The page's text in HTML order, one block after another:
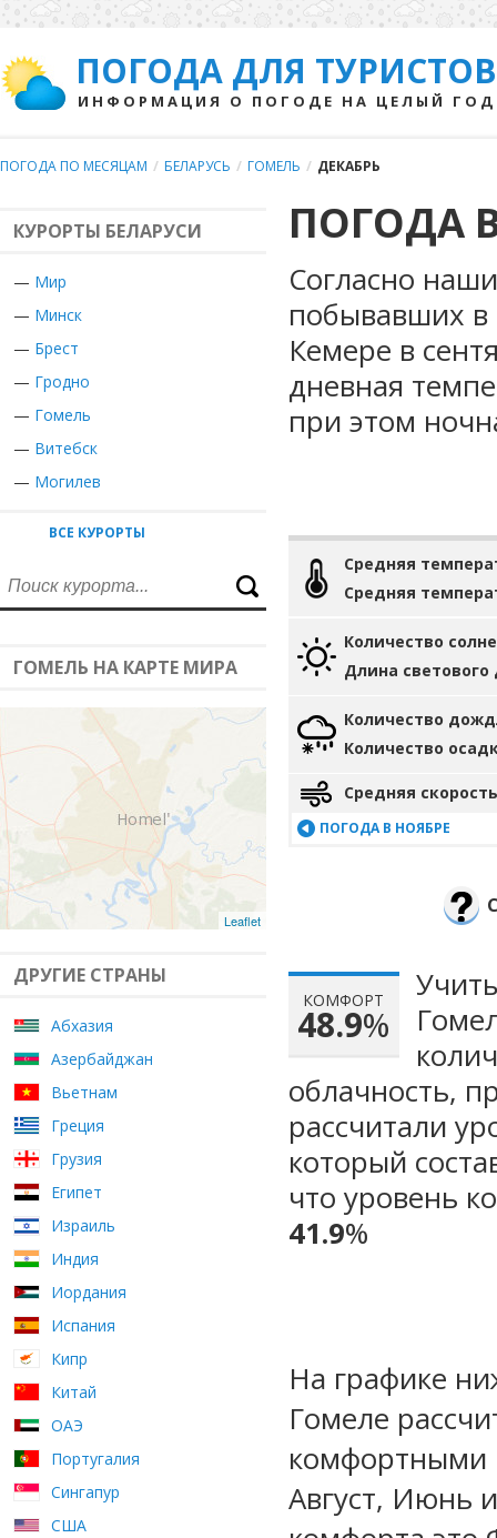
ПОГОДА ДЛЯ ТУРИСТОВ
ИНФОРМАЦИЯ О ПОГОДЕ НА ЦЕЛЫЙ ГОД
ПОГОДА ПО МЕСЯЦАМ / БЕЛАРУСЬ / ГОМЕЛЬ / ДЕКАБРЬ
КУРОРТЫ БЕЛАРУСИ
— Мир
— Минск
— Брест
— Гродно
— Гомель
— Витебск
— Могилев
ВСЕ КУРОРТЫ
ГОМЕЛЬ НА КАРТЕ МИРА
Leaflet
ДРУГИЕ СТРАНЫ
Абхазия
Азербайджан
Вьетнам
Греция
Грузия
Египет
Израиль
Индия
Иордания
Испания
Кипр
Китай
ОАЭ
Португалия
Сингапур
США
ПОГОДА
Согласно
побывавших в
Кемере в
дневная
при этом
Средняя
Средняя
Количество
Длина светового
Количество
Количество
Средняя
ПОГОДА В НОЯБРЕ
КОМФОРТ
48.9%
облачность,
рассчитали
который
что уровень
41.9%
На графике
Гомеле
комфортными
Август, Июнь